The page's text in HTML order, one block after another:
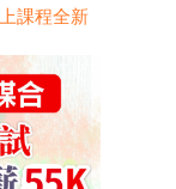
課程全新